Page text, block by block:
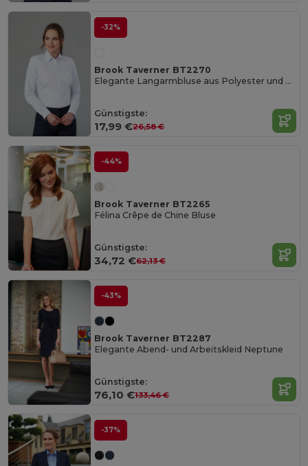
-32%
Brook Taverner BT2270
Elegante Langarmbluse aus Polyester und Baumwolle
Günstigste:
17,99 €26,58 €
-44%
Brook Taverner BT2265
Félina Crêpe de Chine Bluse
Günstigste:
34,72 €62,13 €
-43%
Brook Taverner BT2287
Elegante Abend- und Arbeitskleid Neptune
Günstigste:
76,10 €133,46 €
-37%